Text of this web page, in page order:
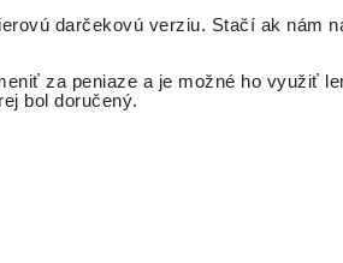
darčekovú verziu. Stačí ak nám
za peniaze a je možné ho využiť
bol doručený.